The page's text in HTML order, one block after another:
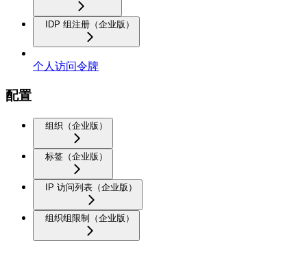
IDP 组注册（企业版）
个人访问令牌
配置
组织（企业版）
标签（企业版）
IP 访问列表（企业版）
组织组限制（企业版）